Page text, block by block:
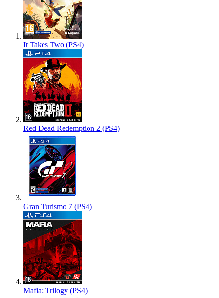
It Takes Two (PS4)
Red Dead Redemption 2 (PS4)
Gran Turismo 7 (PS4)
Mafia: Trilogy (PS4)